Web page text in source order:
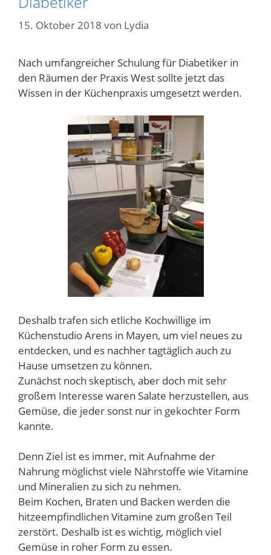
15. Oktober 2018 von Lydia
Nach umfangreicher Schulung für Diabetiker in
den Räumen der Praxis West sollte jetzt das
Wissen in der Küchenpraxis umgesetzt werden.
Deshalb trafen sich etliche Kochwillige im
Küchenstudio Arens in Mayen, um viel neues zu
entdecken, und es nachher tagtäglich auch zu
Hause umsetzen zu können.
Zunächst noch skeptisch, aber doch mit sehr
großem Interesse waren Salate herzustellen, aus
Gemüse, die jeder sonst nur in gekochter Form
kannte.
Denn Ziel ist es immer, mit Aufnahme der
Nahrung möglichst viele Nährstoffe wie Vitamine
und Mineralien zu sich zu nehmen.
Beim Kochen, Braten und Backen werden die
hitzeempfindlichen Vitamine zum großen Teil
zerstört. Deshalb ist es wichtig, möglich viel
Gemüse in roher Form zu essen.